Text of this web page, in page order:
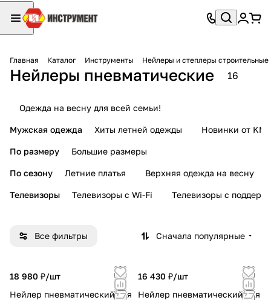
Главная Каталог Инструменты Нейлеры и степлеры строительные
Нейлеры пневматические 16
Одежда на весну для всей семьи!
Мужская одежда Хиты летней одежды Новинки от KMI
По размеру Большие размеры
По сезону Летние платья Верхняя одежда на весну
Телевизоры Телевизоры с Wi-Fi Телевизоры с
Все фильтры Сначала популярные
18 980 ₽/шт
Нейлер пневматический для
16 430 ₽/шт
Нейлер пневматический для